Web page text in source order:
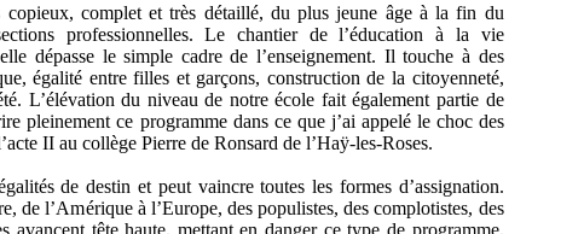
copieux, complet et très détaillé, du plus jeune âge à la fin du
professionnelles. Le chantier de l’éducation à la vie
dépasse le simple cadre de l’enseignement. Il touche à des
égalité entre filles et garçons, construction de la citoyenneté,
L’élévation du niveau de notre école fait également partie de
pleinement ce programme dans ce que j’ai appelé le choc des
II au collège Pierre de Ronsard de l’Haÿ-les-Roses.
de destin et peut vaincre toutes les formes d’assignation.
de l’Amérique à l’Europe, des populistes, des complotistes, des
avancent tête haute, mettant en danger ce type de programme.